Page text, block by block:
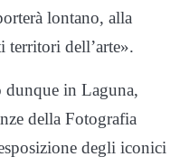
lontano, alla
territori dell’arte».
dunque in Laguna,
della Fotografia
degli iconici